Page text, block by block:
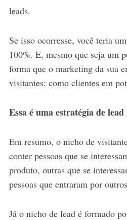
leads.
Se isso ocorresse, você teria
100%. E, mesmo que seja um
forma que o marketing da sua
visitantes: como clientes em
Essa é uma estratégia de
Em resumo, o nicho de
conter pessoas que se
produto, outras que se
pessoas que entraram por
Já o nicho de lead é formado